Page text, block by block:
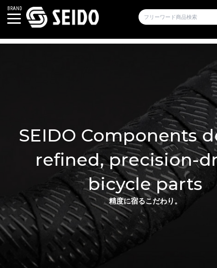
BRAND
SEIDO Components
refined, precision-
bicycle parts
精度に宿るこだわり。